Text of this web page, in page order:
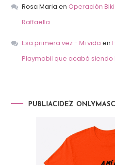
Rosa Maria en Operación
Raffaella
Esa primera vez - Mi vida en
Playmobil que acabó siendo
PUBLIACIDEZ ONLYMASC